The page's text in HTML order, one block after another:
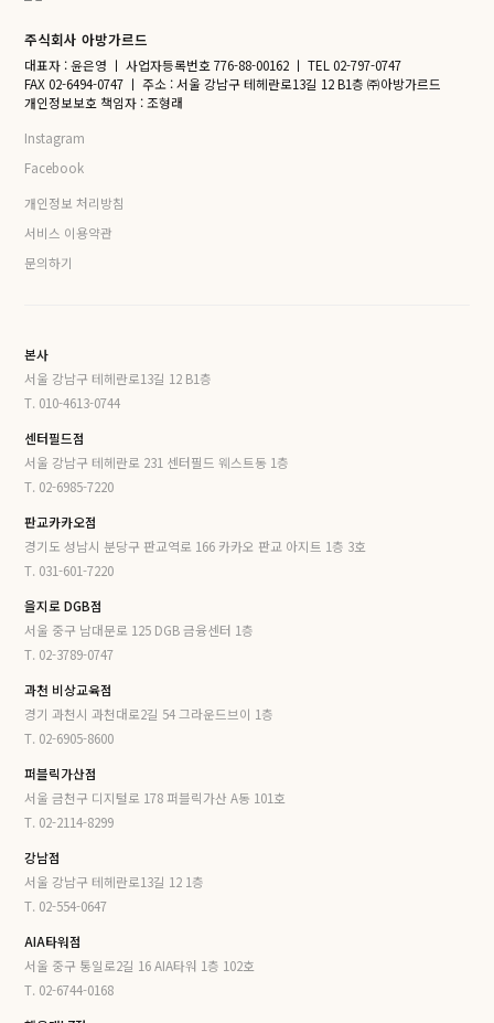
주식회사 아방가르드
대표자 : 윤은영 ㅣ 사업자등록번호 776-88-00162 ㅣ TEL 02-797-0747
FAX 02-6494-0747 ㅣ 주소 : 서울 강남구 테헤란로13길 12 B1층 ㈜아방가르드
개인정보보호 책임자 : 조형래
Instagram
Facebook
개인정보 처리방침
서비스 이용약관
문의하기
본사
서울 강남구 테헤란로13길 12 B1층
T. 010-4613-0744
센터필드점
서울 강남구 테헤란로 231 센터필드 웨스트동 1층
T. 02-6985-7220
판교카카오점
경기도 성남시 분당구 판교역로 166 카카오 판교 아지트 1층 3호
T. 031-601-7220
을지로 DGB점
서울 중구 남대문로 125 DGB 금융센터 1층
T. 02-3789-0747
과천 비상교육점
경기 과천시 과천대로2길 54 그라운드브이 1층
T. 02-6905-8600
퍼블릭가산점
서울 금천구 디지털로 178 퍼블릭가산 A동 101호
T. 02-2114-8299
강남점
서울 강남구 테헤란로13길 12 1층
T. 02-554-0647
AIA타워점
서울 중구 통일로2길 16 AIA타워 1층 102호
T. 02-6744-0168